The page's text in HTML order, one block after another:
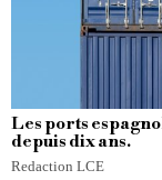
Les ports
depuis dix ans.
Redaction LCE